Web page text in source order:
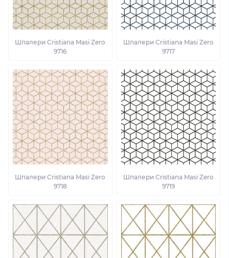
Шпалери Cristiana Masi Zero
9716
Шпалери Cristiana Masi Zero
9717
Шпалери Cristiana Masi Zero
9718
Шпалери Cristiana Masi Zero
9719